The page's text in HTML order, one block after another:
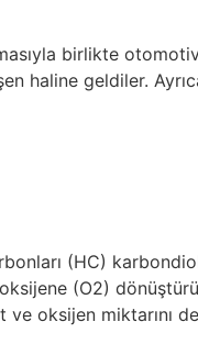
birlikte
haline geldiler.
(HC)
(O2)
ve oksijen miktarını